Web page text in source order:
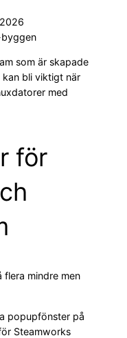
som är skapade
bli viktigt när
med
för
flera mindre men
popupfönster på
Steamworks